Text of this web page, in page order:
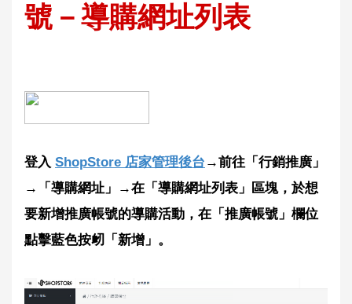
號－導購網址列表
登入 ShopStore 店家管理後台 →前往「行銷推廣」
→「導購網址」→在「導購網址列表」區塊，於想
要新增推廣帳號的導購活動，在「推廣帳號」欄位
點擊藍色按衂「新增」。